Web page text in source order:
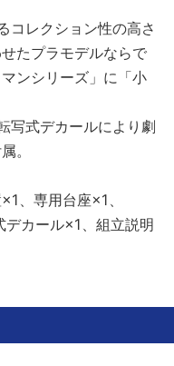
コレクション性の高さ
たプラモデルならで
ンシリーズ」に「小
写式デカールにより劇
。
、専用台座×1、
デカール×1、組立説明